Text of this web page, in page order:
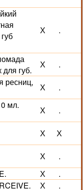
Х .
губ.
Х .
ресниц,
Х .
мл.
Х .
Х Х
Х
.
Х
.
Х
.